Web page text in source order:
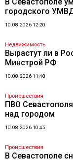
городского
10.08.2026 12:20
Недвижимость
Вырастут ли в
Минстрой РФ
10.08.2026 11:48
Происшествия
ПВО
над городом
10.08.2026 10:45
Происшествия
В Севастополе